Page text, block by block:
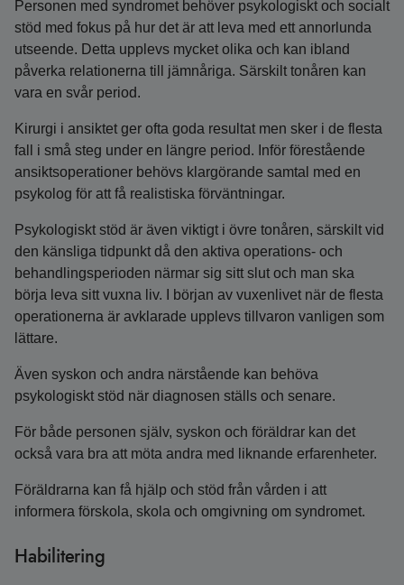
Personen med syndromet behöver psykologiskt och socialt
stöd med fokus på hur det är att leva med ett annorlunda
utseende. Detta upplevs mycket olika och kan ibland
påverka relationerna till jämnåriga. Särskilt tonåren kan
vara en svår period.
Kirurgi i ansiktet ger ofta goda resultat men sker i de flesta
fall i små steg under en längre period. Inför förestående
ansiktsoperationer behövs klargörande samtal med en
psykolog för att få realistiska förväntningar.
Psykologiskt stöd är även viktigt i övre tonåren, särskilt vid
den känsliga tidpunkt då den aktiva operations- och
behandlingsperioden närmar sig sitt slut och man ska
börja leva sitt vuxna liv. I början av vuxenlivet när de flesta
operationerna är avklarade upplevs tillvaron vanligen som
lättare.
Även syskon och andra närstående kan behöva
psykologiskt stöd när diagnosen ställs och senare.
För både personen själv, syskon och föräldrar kan det
också vara bra att möta andra med liknande erfarenheter.
Föräldrarna kan få hjälp och stöd från vården i att
informera förskola, skola och omgivning om syndromet.
Habilitering